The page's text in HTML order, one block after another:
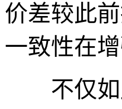
价差较此
一致性在增
不仅如